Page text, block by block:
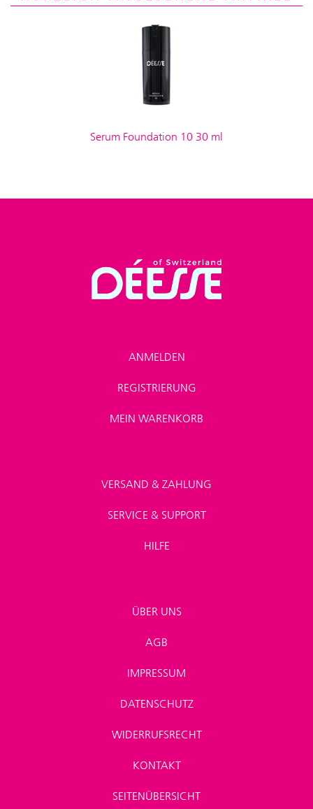
Serum Foundation 10 30 ml
ANMELDEN
REGISTRIERUNG
MEIN WARENKORB
VERSAND & ZAHLUNG
SERVICE & SUPPORT
HILFE
ÜBER UNS
AGB
IMPRESSUM
DATENSCHUTZ
WIDERRUFSRECHT
KONTAKT
SEITENÜBERSICHT